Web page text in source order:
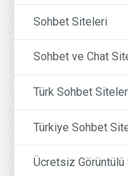
Sohbet Siteleri
Sohbet ve Chat
Türk Sohbet
Türkiye Sohbet
Ücretsiz